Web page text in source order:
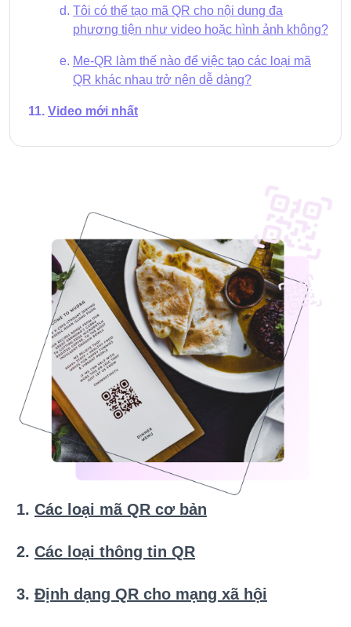
Tôi có thể tạo mã QR cho nội dung đa
phương tiện như video hoặc hình ảnh không?
Me-QR làm thế nào để việc tạo các loại mã
QR khác nhau trở nên dễ dàng?
Video mới nhất
Các loại mã QR cơ bản
Các loại thông tin QR
Định dạng QR cho mạng xã hội